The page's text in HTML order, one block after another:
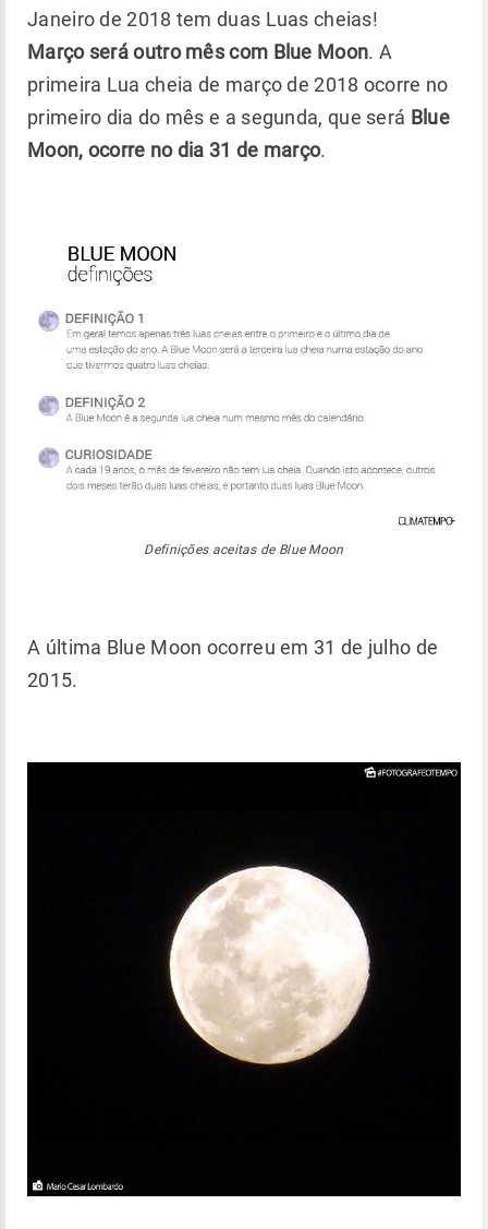
Janeiro de 2018 tem duas Luas cheias!
Março será outro mês com Blue Moon. A
primeira Lua cheia de março de 2018 ocorre no
primeiro dia do mês e a segunda, que será Blue
Moon, ocorre no dia 31 de março.
Definições aceitas de Blue Moon
A última Blue Moon ocorreu em 31 de julho de
2015.